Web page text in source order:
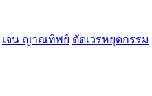
เจน ญาณทิพย์ ตัดเวรหยุดกรรม